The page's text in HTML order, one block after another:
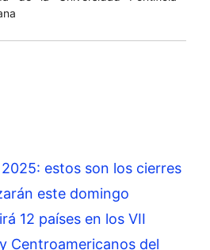
estos son los cierres
este domingo
12 países en los VII
Centroamericanos del